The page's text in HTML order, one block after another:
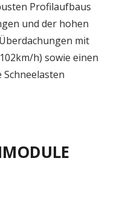
Profilaufbaus
und der hohen
mit
h) sowie einen